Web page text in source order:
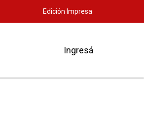
Edición Impresa
Ingresá